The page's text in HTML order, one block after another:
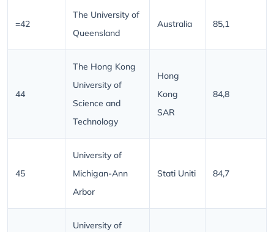
=42
The University of
Queensland
Australia 85,1
44
The Hong Kong
University of
Science and
Technology
Hong
Kong
SAR
84,8
45
University of
Michigan-Ann
Arbor
Stati Uniti 84,7
University of